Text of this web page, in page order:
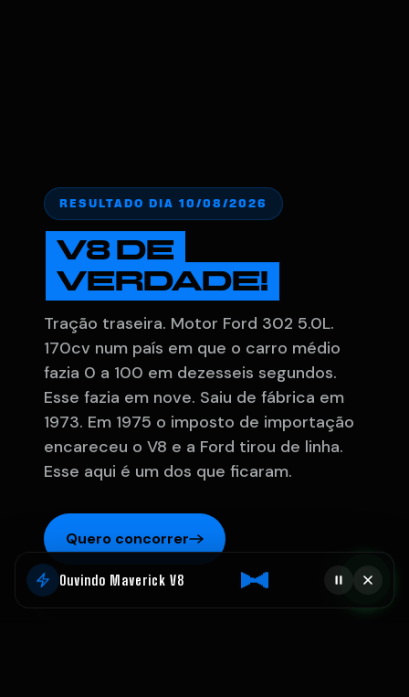
RESULTADO DIA 10/08/2026
V8 DE
VERDADE!
Tração traseira. Motor Ford 302 5.0L.
170cv num país em que o carro médio
fazia 0 a 100 em dezesseis segundos.
Esse fazia em nove. Saiu de fábrica em
1973. Em 1975 o imposto de importação
encareceu o V8 e a Ford tirou de linha.
Esse aqui é um dos que ficaram.
Quero concorrer
Ouvindo Maverick V8